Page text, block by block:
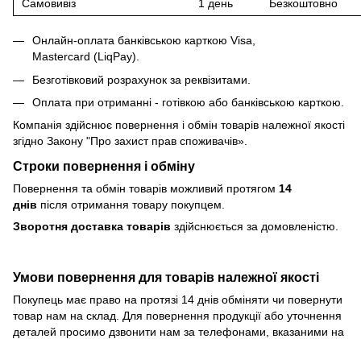
Самовивіз 1 день Безкоштовно
Онлайн-оплата банківською карткою Visa,
Mastercard (LiqPay).
Безготівковий розрахунок за реквізитами.
Оплата при отриманні - готівкою або банківською карткою.
Компанія здійснює повернення і обмін товарів належної якості
згідно Закону "Про захист прав споживачів».
Строки повернення і обміну
Повернення та обмін товарів можливий протягом 14
днів після отримання товару покупцем.
Зворотня доставка товарів здійснюється за домовленістю.
Умови повернення для товарів належної якості
Покупець має право на протязі 14 днів обміняти чи повернути
товар нам на склад. Для повернення продукції або уточнення
деталей просимо дзвонити нам за телефонами, вказаними на